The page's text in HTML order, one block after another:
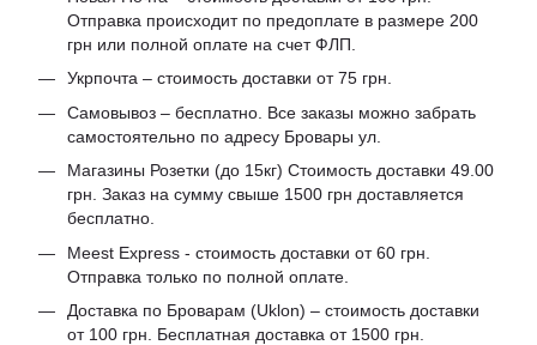
Отправка происходит по предоплате в размере 200
грн или полной оплате на счет ФЛП.
Укрпочта – стоимость доставки от 75 грн.
Самовывоз – бесплатно. Все заказы можно забрать
самостоятельно по адресу Бровары ул.
Магазины Розетки (до 15кг) Стоимость доставки 49.00
грн. Заказ на сумму свыше 1500 грн доставляется
бесплатно.
Meest Express - стоимость доставки от 60 грн.
Отправка только по полной оплате.
Доставка по Броварам (Uklon) – стоимость доставки
от 100 грн. Бесплатная доставка от 1500 грн.